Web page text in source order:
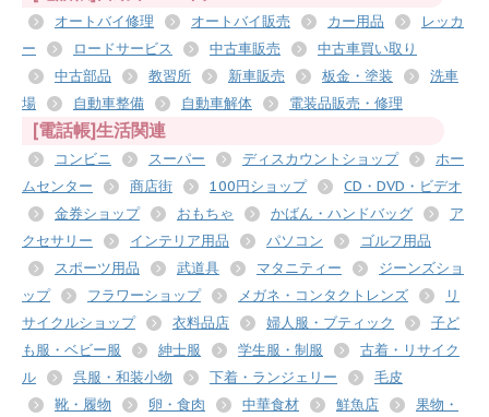
オートバイ修理 オートバイ販売 カー用品
レッカ
ー
ロードサービス 中古車販売
中古車買い取り
中古部品
教習所 新車販売 板金・塗装
洗車
場
自動車整備 自動車解体 電装品販売・修理
[電話帳]生活関連
コンビニ スーパー ディスカウントショップ
ホー
ムセンター
商店街 100円ショップ
CD・DVD・ビデオ
金券ショップ
おもちゃ かばん・ハンドバッグ
ア
クセサリー
インテリア用品 パソコン
ゴルフ用品
スポーツ用品
武道具 マタニティー
ジーンズショ
ップ
フラワーショップ メガネ・コンタクトレンズ
リ
サイクルショップ
衣料品店 婦人服・ブティック
子ど
も服・ベビー服
紳士服 学生服・制服
古着・リサイク
ル
呉服・和装小物 下着・ランジェリー
毛皮
靴・履物
卵・食肉 中華食材 鮮魚店
果物・